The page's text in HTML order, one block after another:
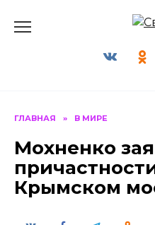
ГЛАВНАЯ » В МИРЕ
Мохненко
Крымском